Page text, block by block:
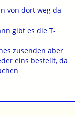
von dort weg da
gibt es die T-
zusenden aber
eins bestellt, da